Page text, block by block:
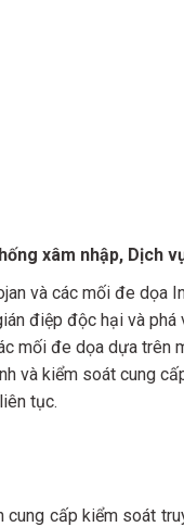
xâm nhập, Dịch
và các mối đe dọa
điệp độc hại và
mối đe dọa dựa trên
và kiểm soát cung
tục.
cấp kiểm soát